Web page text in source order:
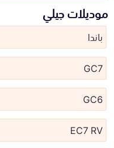
موديلات جيلي
باندا
GC7
GC6
EC7 RV